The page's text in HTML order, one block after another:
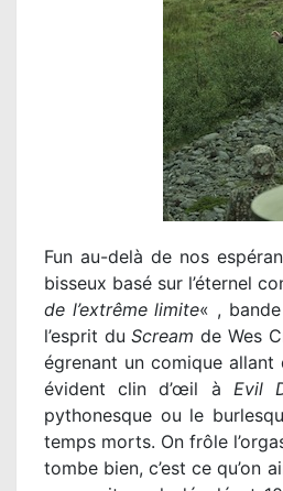
Fun au-delà de nos
bisseux basé sur l’éternel
de l’extrême limite« ,
l’esprit duScream de Wes
égrenant un comique
évident clin d’œil à Evil
pythonesque ou le
temps morts. On frôle
tombe bien, c’est ce qu’on